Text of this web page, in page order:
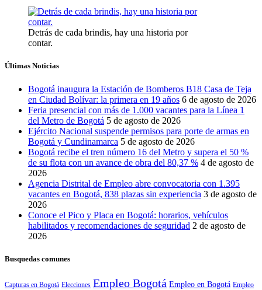
Detrás de cada brindis, hay una historia por
contar.
Últimas Noticias
Bogotá inaugura la Estación de Bomberos B18 Casa de Teja
en Ciudad Bolívar: la primera en 19 años 6 de agosto de 2026
Feria presencial con más de 1.000 vacantes para la Línea 1
del Metro de Bogotá 5 de agosto de 2026
Ejército Nacional suspende permisos para porte de armas en
Bogotá y Cundinamarca 5 de agosto de 2026
Bogotá recibe el tren número 16 del Metro y supera el 50 %
de su flota con un avance de obra del 80,37 % 4 de agosto de
2026
Agencia Distrital de Empleo abre convocatoria con 1.395
vacantes en Bogotá, 838 plazas sin experiencia 3 de agosto de
2026
Conoce el Pico y Placa en Bogotá: horarios, vehículos
habilitados y recomendaciones de seguridad 2 de agosto de
2026
Busquedas comunes
Capturas en Bogotá Elecciones Empleo Bogotá Empleo en Bogotá Empleo